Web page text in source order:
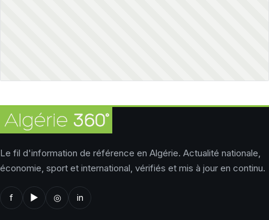
Le fil d'information de référence en Algérie. Actualité nationale,
économie, sport et international, vérifiés et mis à jour en continu.
f ▶ ◎ in